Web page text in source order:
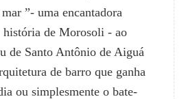
”- uma encantadora
história de Morosoli - ao
de Santo Antônio de Aiguá
de barro que ganha
ou simplesmente o bate-